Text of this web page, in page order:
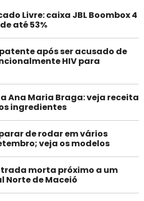
Livre: caixa JBL Boombox 4
até 53%
após ser acusado de
HIV para
Ana Maria Braga: veja receita
ingredientes
de rodar em vários
veja os modelos
morta próximo a um
Norte de Maceió